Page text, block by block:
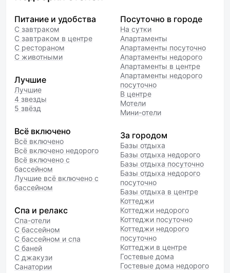
Питание и удобства
С завтраком
С завтраком в центре
С рестораном
С животными
Лучшие
Лучшие
4 звезды
5 звёзд
Всё включено
Всё включено
Всё включено недорого
Всё включено с
бассейном
Лучшие всё включено с
бассейном
Спа и релакс
Спа-отели
С бассейном
С бассейном и спа
С баней
С джакузи
Санатории
Посуточно в городе
На сутки
Апартаменты
Апартаменты посуточно
Апартаменты недорого
Апартаменты в центре
Апартаменты недорого
посуточно
В центре
Мотели
Мини-отели
За городом
Базы отдыха
Базы отдыха недорого
Базы отдыха посуточно
Базы отдыха недорого
посуточно
Базы отдыха в центре
Коттеджи
Коттеджи недорого
Коттеджи посуточно
Коттеджи недорого
посуточно
Коттеджи в центре
Гостевые дома
Гостевые дома недорого